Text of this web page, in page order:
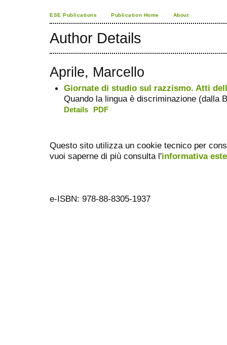
ESE Publications Publication Home About
Author Details
Aprile, Marcello
Giornate di studio sul razzismo. Atti
Quando la lingua è discriminazione (dalla
Details PDF
Questo sito utilizza un cookie tecnico per
vuoi saperne di più consulta l'informativa
e-ISBN: 978-88-8305-1937